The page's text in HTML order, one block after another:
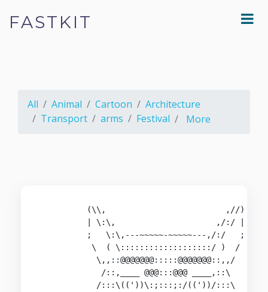
FASTKIT
All Animal Cartoon
Architecture
Transport
arms Festival More
          (\\,                         ,//)
          | \:\,                     ,/:/ |
          ;   \:\,---~~~~~-~~~~~---,/:/   ;
           \  ( \:::::::::::::::::::/ )  /
            \,,::@@@@@@@:::::@@@@@@@::,,/
             /::,____ @@@:::@@@ ____,::\
            /:::\(('))\:;:::;:/(('))/:::\